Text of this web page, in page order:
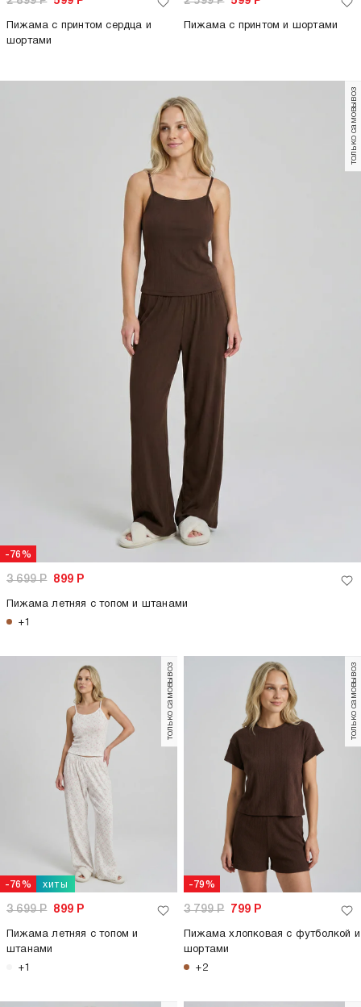
Пижама с принтом сердца и
шортами
Пижама с принтом и шортами
-76%
только самовывоз
3 699Р 899 Р
Пижама летняя с топом и штанами
+1
-76% хиты
только самовывоз
3 699Р 899 Р
Пижама летняя с топом и
штанами
+1
-79%
только самовывоз
3 799Р 799 Р
Пижама хлопковая с футболкой и
шортами
+2